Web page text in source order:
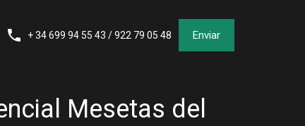
+ 34 699 94 55 43 / 922 79 05 48 Enviar
Mesetas del